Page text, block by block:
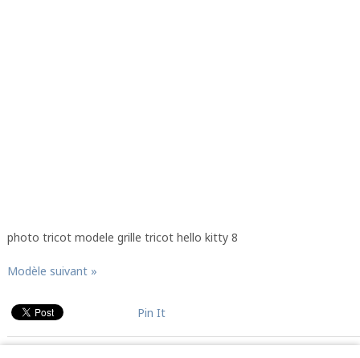
photo tricot modele grille tricot hello kitty 8
Modèle suivant »
Pin It